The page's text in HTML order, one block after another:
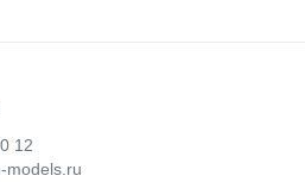
12
models.ru